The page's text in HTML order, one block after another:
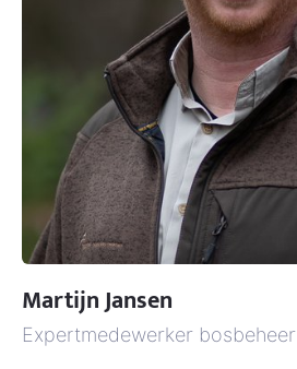
Martijn Jansen
Expertmedewerker bosbeheer